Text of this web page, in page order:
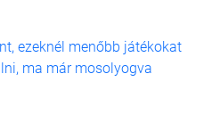
ezeknél menőbb játékokat
ma már mosolyogva